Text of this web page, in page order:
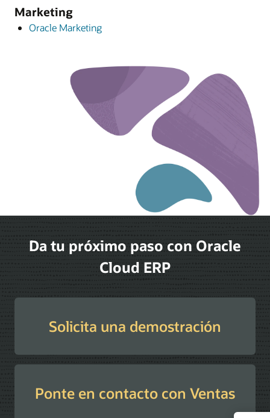
Marketing
Oracle Marketing
Da tu próximo paso con Oracle
Cloud ERP
Solicita una demostración
Ponte en contacto con Ventas